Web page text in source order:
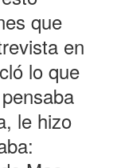
que
en
lo que
le hizo